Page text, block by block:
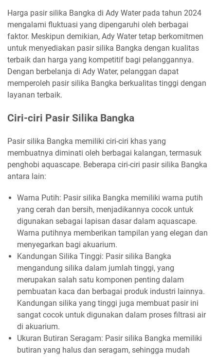
Harga pasir silika Bangka di Ady Water pada tahun 2024
mengalami fluktuasi yang dipengaruhi oleh berbagai
faktor. Meskipun demikian, Ady Water tetap berkomitmen
untuk menyediakan pasir silika Bangka dengan kualitas
terbaik dan harga yang kompetitif bagi pelanggannya.
Dengan berbelanja di Ady Water, pelanggan dapat
memperoleh pasir silika Bangka berkualitas tinggi dengan
layanan terbaik.
Ciri-ciri Pasir Silika Bangka
Pasir silika Bangka memiliki ciri-ciri khas yang
membuatnya diminati oleh berbagai kalangan, termasuk
penghobi aquascape. Beberapa ciri-ciri pasir silika Bangka
antara lain:
Warna Putih: Pasir silika Bangka memiliki warna putih
yang cerah dan bersih, menjadikannya cocok untuk
digunakan sebagai lapisan dasar dalam aquascape.
Warna putihnya memberikan tampilan yang elegan dan
menyegarkan bagi akuarium.
Kandungan Silika Tinggi: Pasir silika Bangka
mengandung silika dalam jumlah tinggi, yang
merupakan salah satu komponen penting dalam
pembuatan kaca dan berbagai produk industri lainnya.
Kandungan silika yang tinggi juga membuat pasir ini
sangat cocok untuk digunakan dalam proses filtrasi air
di akuarium.
Ukuran Butiran Seragam: Pasir silika Bangka memiliki
butiran yang halus dan seragam, sehingga mudah